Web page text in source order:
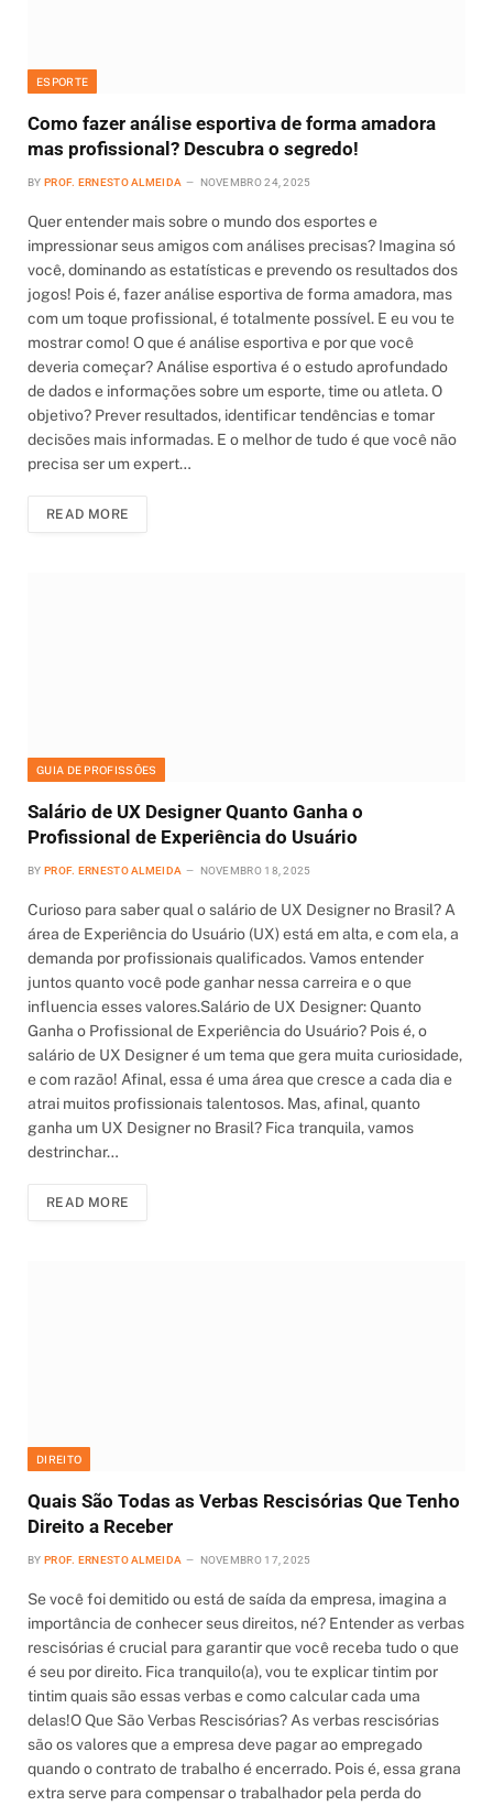
ESPORTE
Como fazer análise esportiva de forma amadora
mas profissional? Descubra o segredo!
BY PROF. ERNESTO ALMEIDA NOVEMBRO 24, 2025
Quer entender mais sobre o mundo dos esportes e
impressionar seus amigos com análises precisas? Imagina só
você, dominando as estatísticas e prevendo os resultados dos
jogos! Pois é, fazer análise esportiva de forma amadora, mas
com um toque profissional, é totalmente possível. E eu vou te
mostrar como! O que é análise esportiva e por que você
deveria começar? Análise esportiva é o estudo aprofundado
de dados e informações sobre um esporte, time ou atleta. O
objetivo? Prever resultados, identificar tendências e tomar
decisões mais informadas. E o melhor de tudo é que você não
precisa ser um expert…
READ MORE
GUIA DE PROFISSÕES
Salário de UX Designer Quanto Ganha o
Profissional de Experiência do Usuário
BY PROF. ERNESTO ALMEIDA NOVEMBRO 18, 2025
Curioso para saber qual o salário de UX Designer no Brasil? A
área de Experiência do Usuário (UX) está em alta, e com ela, a
demanda por profissionais qualificados. Vamos entender
juntos quanto você pode ganhar nessa carreira e o que
influencia esses valores.Salário de UX Designer: Quanto
Ganha o Profissional de Experiência do Usuário? Pois é, o
salário de UX Designer é um tema que gera muita curiosidade,
e com razão! Afinal, essa é uma área que cresce a cada dia e
atrai muitos profissionais talentosos. Mas, afinal, quanto
ganha um UX Designer no Brasil? Fica tranquila, vamos
destrinchar…
READ MORE
DIREITO
Quais São Todas as Verbas Rescisórias Que Tenho
Direito a Receber
BY PROF. ERNESTO ALMEIDA NOVEMBRO 17, 2025
Se você foi demitido ou está de saída da empresa, imagina a
importância de conhecer seus direitos, né? Entender as verbas
rescisórias é crucial para garantir que você receba tudo o que
é seu por direito. Fica tranquilo(a), vou te explicar tintim por
tintim quais são essas verbas e como calcular cada uma
delas!O Que São Verbas Rescisórias? As verbas rescisórias
são os valores que a empresa deve pagar ao empregado
quando o contrato de trabalho é encerrado. Pois é, essa grana
extra serve para compensar o trabalhador pela perda do